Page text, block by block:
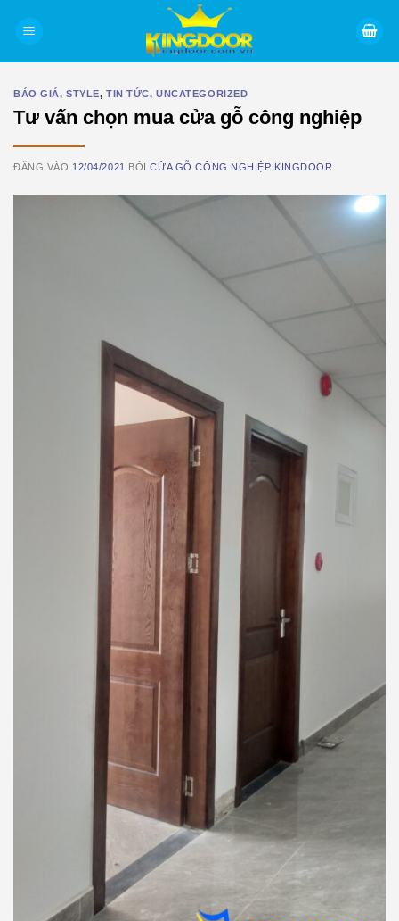
BÁO GIÁ,STYLE, TIN TỨC,UNCATEGORIZED
Tư vấn chọn mua cửa gỗ công nghiệp
ĐĂNG VÀO 12/04/2021 BỞICỬA GỖ CÔNG NGHIỆP KINGDOOR